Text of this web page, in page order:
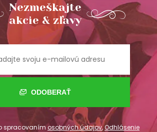
Nezmeškajte
akcie & zľavy
ODOBERAŤ
spracovaním osobných údajov,Odhlásenie